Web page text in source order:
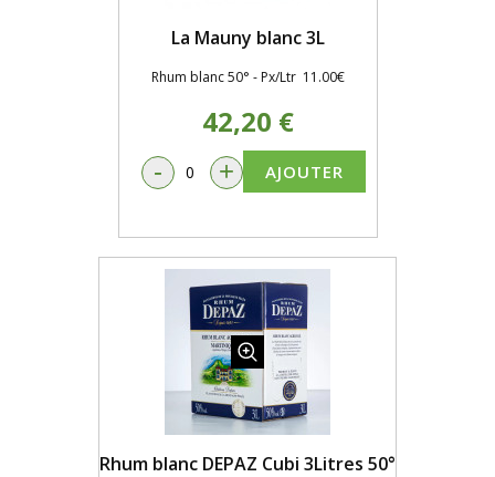
La Mauny blanc 3L
Rhum blanc 50° - Px/Ltr 11.00€
42,20 €
- + AJOUTER
Rhum blanc DEPAZ Cubi 3Litres 50°